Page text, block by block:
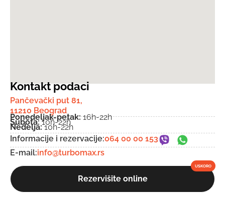
Kontakt podaci
Pančevački put 81,
11210 Beograd
Ponedeljak-petak:16h-22h
Subota:10h-22h
Nedelja:10h-22h
Informacije i rezervacije:064 00 00 153
E-mail:info@turbomax.rs
Rezervišite online